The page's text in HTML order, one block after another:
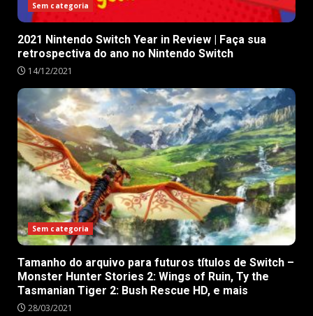
Sem categoria
2021 Nintendo Switch Year in Review | Faça sua
retrospectiva do ano no Nintendo Switch
14/12/2021
Sem categoria
Tamanho do arquivo para futuros títulos de Switch –
Monster Hunter Stories 2: Wings of Ruin, Ty the
Tasmanian Tiger 2: Bush Rescue HD, e mais
28/03/2021